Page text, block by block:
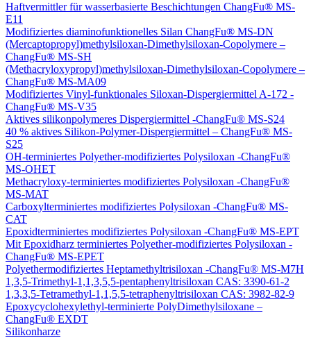
Haftvermittler für wasserbasierte Beschichtungen ChangFu® MS-
E11
Modifiziertes diaminofunktionelles Silan ChangFu® MS-DN
(Mercaptopropyl)methylsiloxan-Dimethylsiloxan-Copolymere –
ChangFu® MS-SH
(Methacryloxypropyl)methylsiloxan-Dimethylsiloxan-Copolymere –
ChangFu® MS-MA09
Modifiziertes Vinyl-funktionales Siloxan-Dispergiermittel A-172 -
ChangFu® MS-V35
Aktives silikonpolymeres Dispergiermittel -ChangFu® MS-S24
40 % aktives Silikon-Polymer-Dispergiermittel – ChangFu® MS-
S25
OH-terminiertes Polyether-modifiziertes Polysiloxan -ChangFu®
MS-OHET
Methacryloxy-terminiertes modifiziertes Polysiloxan -ChangFu®
MS-MAT
Carboxylterminiertes modifiziertes Polysiloxan -ChangFu® MS-
CAT
Epoxidterminiertes modifiziertes Polysiloxan -ChangFu® MS-EPT
Mit Epoxidharz terminiertes Polyether-modifiziertes Polysiloxan -
ChangFu® MS-EPET
Polyethermodifiziertes Heptamethyltrisiloxan -ChangFu® MS-M7H
1,3,5-Trimethyl-1,1,3,5,5-pentaphenyltrisiloxan CAS: 3390-61-2
1,3,3,5-Tetramethyl-1,1,5,5-tetraphenyltrisiloxan CAS: 3982-82-9
Epoxycyclohexylethyl-terminierte PolyDimethylsiloxane –
ChangFu® EXDT
Silikonharze